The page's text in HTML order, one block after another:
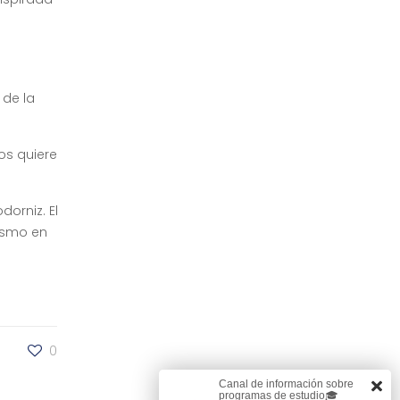
la
quiere
El
en
0
Canal de información sobre
programas de estudio🎓